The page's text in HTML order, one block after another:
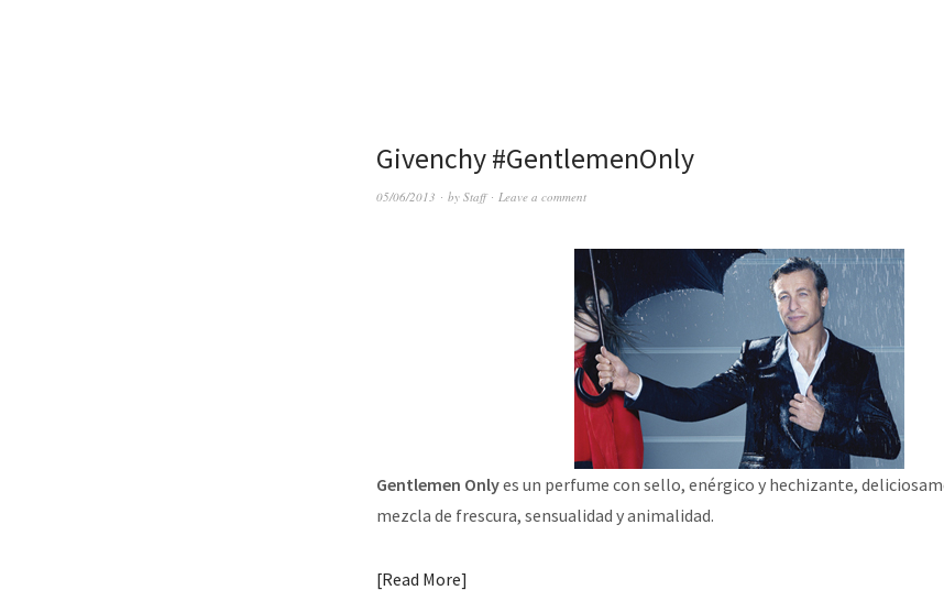
Givenchy #GentlemenOnly
05/06/2013 by Staff Leave a comment
Gentlemen Onlyes un perfume con sello, enérgico y hechizante,
mezcla de frescura, sensualidad y animalidad.
Read More